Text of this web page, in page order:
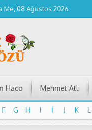
Me, 08 Ağustos 2026
Haco Mehmet Atlı
F G H I İ J K L
F G H I İ J K L